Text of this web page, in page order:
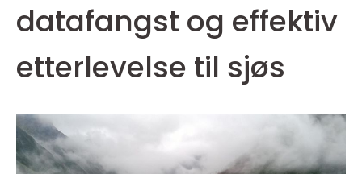
datafangst og effektiv
etterlevelse til sjøs